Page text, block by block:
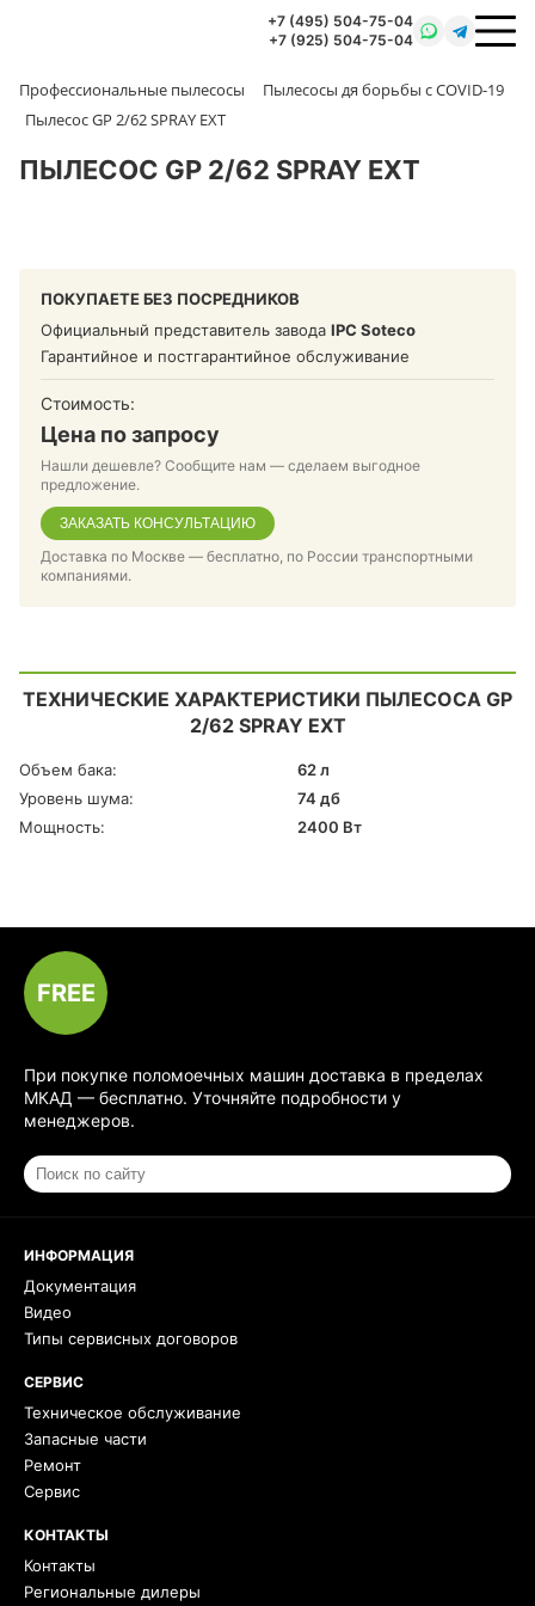
+7 (495) 504-75-04
+7 (925) 504-75-04
Профессиональные пылесосы
Пылесосы дя борьбы с COVID-19
Пылесос GP 2/62 SPRAY EXT
ПЫЛЕСОС GP 2/62 SPRAY EXT
ПОКУПАЕТЕ БЕЗ ПОСРЕДНИКОВ
Официальный представитель завода IPC Soteco
Гарантийное и постгарантийное обслуживание
Стоимость:
Цена по запросу
Нашли дешевле? Сообщите нам — сделаем выгодное
предложение.
ЗАКАЗАТЬ КОНСУЛЬТАЦИЮ
Доставка по Москве — бесплатно, по России транспортными
компаниями.
ТЕХНИЧЕСКИЕ ХАРАКТЕРИСТИКИ ПЫЛЕСОСА GP
2/62 SPRAY EXT
Объем бака:
62 л
Уровень шума:
74 дб
Мощность:
2400 Вт
FREE
При покупке поломоечных машин доставка в пределах
МКАД — бесплатно. Уточняйте подробности у
менеджеров.
ИНФОРМАЦИЯ
Документация
Видео
Типы сервисных договоров
СЕРВИС
Техническое обслуживание
Запасные части
Ремонт
Сервис
КОНТАКТЫ
Контакты
Региональные дилеры